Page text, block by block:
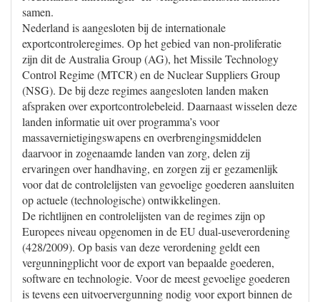
samen.
Nederland is aangesloten bij de internationale
exportcontroleregimes. Op het gebied van non-proliferatie
zijn dit de Australia Group (AG), het Missile Technology
Control Regime (MTCR) en de Nuclear Suppliers Group
(NSG). De bij deze regimes aangesloten landen maken
afspraken over exportcontrolebeleid. Daarnaast wisselen deze
landen informatie uit over programma’s voor
massavernietigingswapens en overbrengingsmiddelen
daarvoor in zogenaamde landen van zorg, delen zij
ervaringen over handhaving, en zorgen zij er gezamenlijk
voor dat de controlelijsten van gevoelige goederen aansluiten
op actuele (technologische) ontwikkelingen.
De richtlijnen en controlelijsten van de regimes zijn op
Europees niveau opgenomen in de EU dual-useverordening
(428/2009). Op basis van deze verordening geldt een
vergunningplicht voor de export van bepaalde goederen,
software en technologie. Voor de meest gevoelige goederen
is tevens een uitvoervergunning nodig voor export binnen de